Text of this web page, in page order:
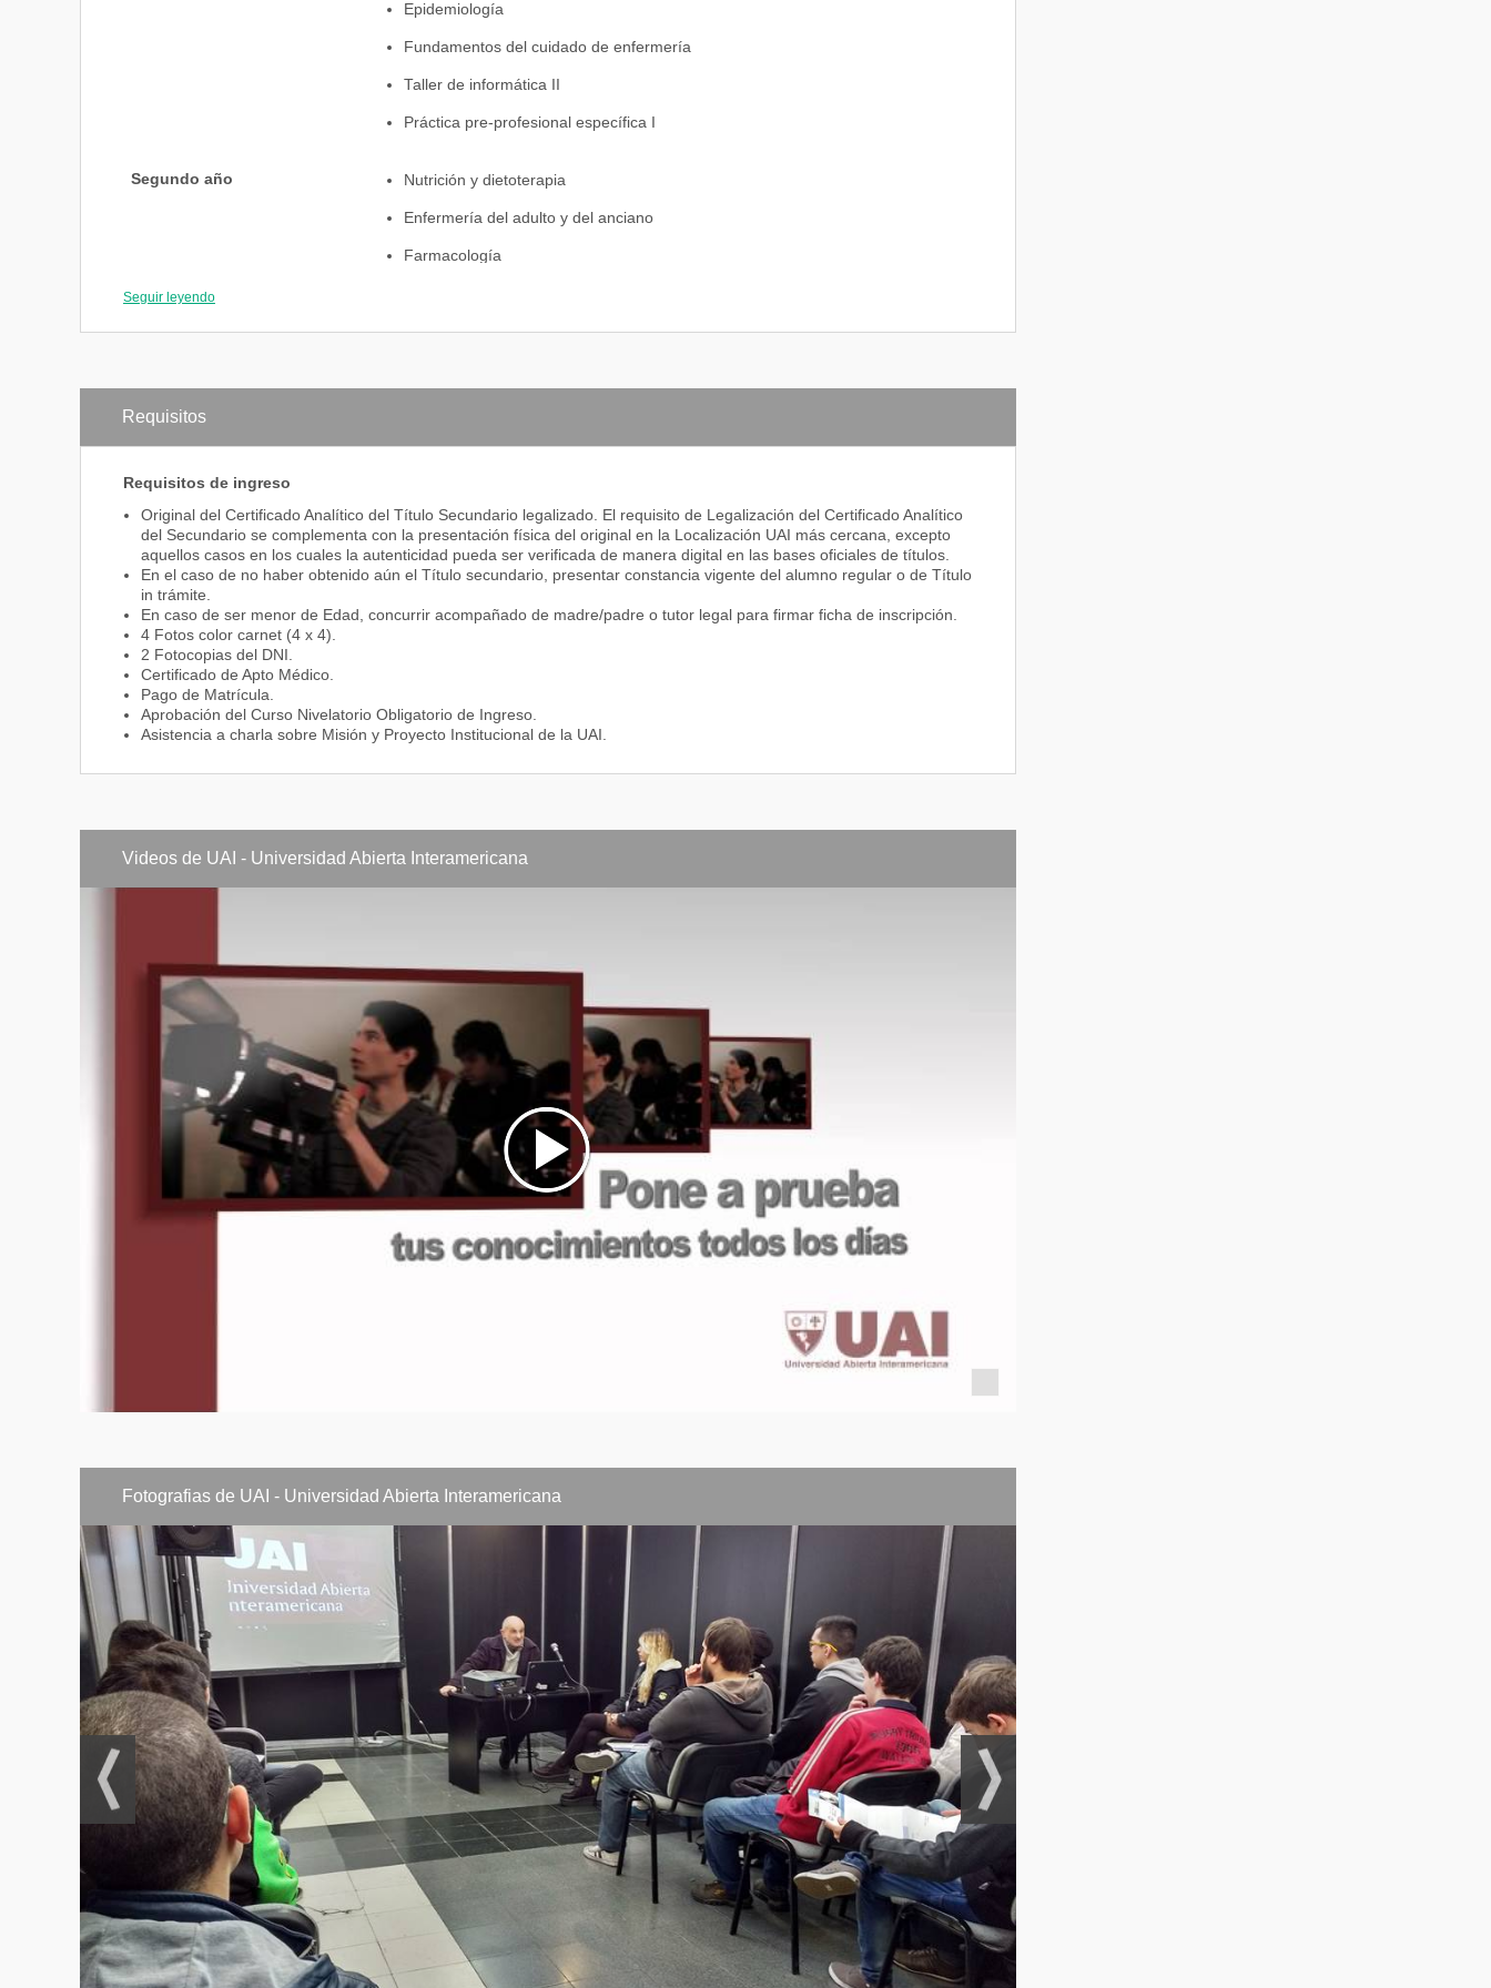
Epidemiología
Fundamentos del cuidado de enfermería
Taller de informática II
Práctica pre-profesional específica I
Segundo año Nutrición y dietoterapia
Enfermería del adulto y del anciano
Farmacología
Psicología
Práctica pre profesional específica III
Tercer año Enfermería del niño y el adolescente
Gestión de servicios de salud
Filosofía
Práctica pre profesional específica V
Cuarto año Sociología
Educación en enfermería
Epistemología del cuidado
Enfermería en salud colectiva II
Enfermería en cuidados críticos pediátrico
Enfermería en cuidados críticos adultos
Sociología aplicada
Metodología de la investigación
Taller de trabajo final II
Bioética y desarrollo profesional
Gestión de servicios de enfermería hospitalarios
Trabajo final
Seguir leyendo
Requisitos
Requisitos de ingreso
Original del Certificado Analítico del Título Secundario legalizado. El requisito de Legalización del Certificado Analítico
del Secundario se complementa con la presentación física del original en la Localización UAI más cercana, excepto
aquellos casos en los cuales la autenticidad pueda ser verificada de manera digital en las bases oficiales de títulos.
En el caso de no haber obtenido aún el Título secundario, presentar constancia vigente del alumno regular o de Título
in trámite.
En caso de ser menor de Edad, concurrir acompañado de madre/padre o tutor legal para firmar ficha de inscripción.
4 Fotos color carnet (4 x 4).
2 Fotocopias del DNI.
Certificado de Apto Médico.
Pago de Matrícula.
Aprobación del Curso Nivelatorio Obligatorio de Ingreso.
Asistencia a charla sobre Misión y Proyecto Institucional de la UAI.
Videos de UAI - Universidad Abierta Interamericana
Fotografias de UAI - Universidad Abierta Interamericana